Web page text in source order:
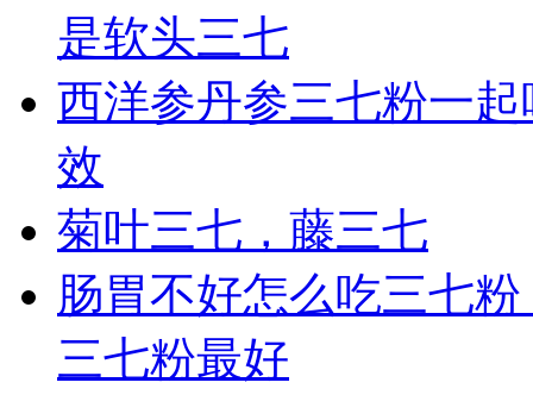
是软头三七
西洋参丹参三七粉一
效
菊叶三七，藤三七
肠胃不好怎么吃三七
三七粉最好